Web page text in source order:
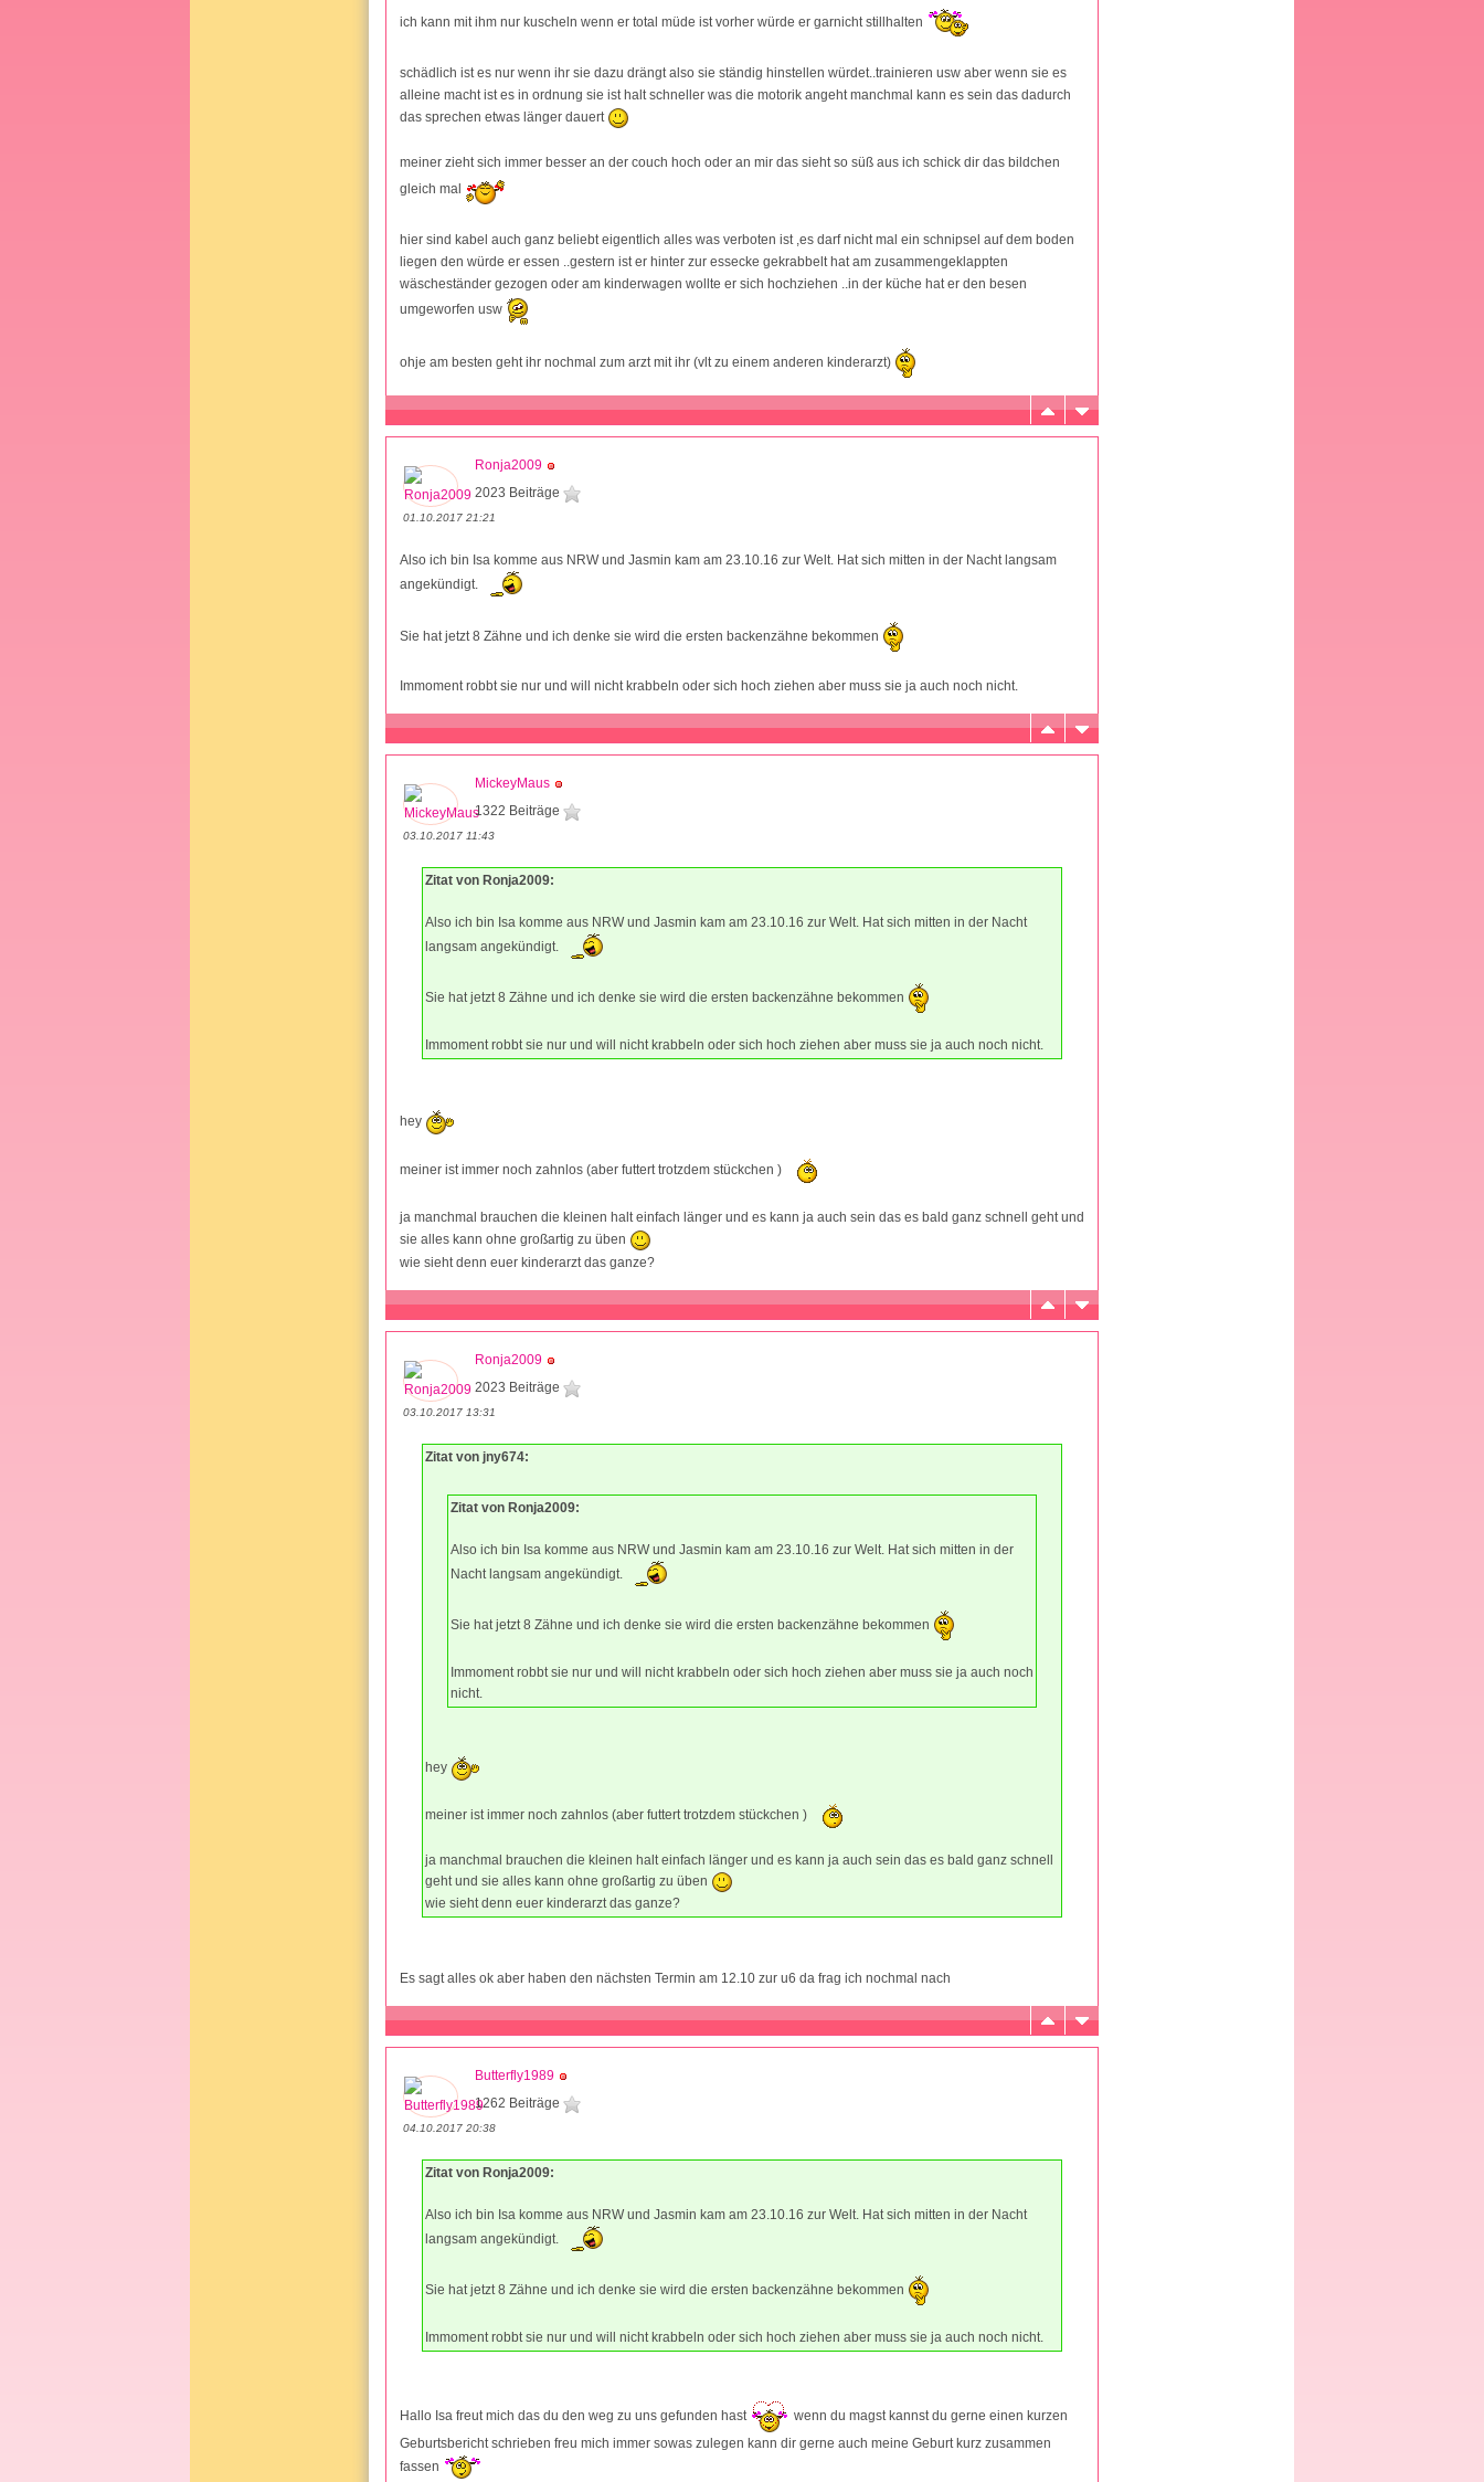
ich kann mit ihm nur kuscheln wenn er total müde ist vorher würde er garnicht stillhalten
schädlich ist es nur wenn ihr sie dazu drängt also sie ständig hinstellen würdet..trainieren usw aber wenn sie es
alleine macht ist es in ordnung sie ist halt schneller was die motorik angeht manchmal kann es sein das dadurch
das sprechen etwas länger dauert
meiner zieht sich immer besser an der couch hoch oder an mir das sieht so süß aus ich schick dir das bildchen
gleich mal
hier sind kabel auch ganz beliebt eigentlich alles was verboten ist ,es darf nicht mal ein schnipsel auf dem boden
liegen den würde er essen ..gestern ist er hinter zur essecke gekrabbelt hat am zusammengeklappten
wäscheständer gezogen oder am kinderwagen wollte er sich hochziehen ..in der küche hat er den besen
umgeworfen usw
ohje am besten geht ihr nochmal zum arzt mit ihr (vlt zu einem anderen kinderarzt)
Ronja2009
2023 Beiträge
01.10.2017 21:21
Also ich bin Isa komme aus NRW und Jasmin kam am 23.10.16 zur Welt. Hat sich mitten in der Nacht langsam
angekündigt.
Sie hat jetzt 8 Zähne und ich denke sie wird die ersten backenzähne bekommen
Immoment robbt sie nur und will nicht krabbeln oder sich hoch ziehen aber muss sie ja auch noch nicht.
MickeyMaus
1322 Beiträge
03.10.2017 11:43
Zitat von Ronja2009:
Also ich bin Isa komme aus NRW und Jasmin kam am 23.10.16 zur Welt. Hat sich mitten in der Nacht
langsam angekündigt.
Sie hat jetzt 8 Zähne und ich denke sie wird die ersten backenzähne bekommen
Immoment robbt sie nur und will nicht krabbeln oder sich hoch ziehen aber muss sie ja auch noch nicht.
hey
meiner ist immer noch zahnlos (aber futtert trotzdem stückchen )
ja manchmal brauchen die kleinen halt einfach länger und es kann ja auch sein das es bald ganz schnell geht und
sie alles kann ohne großartig zu üben
wie sieht denn euer kinderarzt das ganze?
Ronja2009
2023 Beiträge
03.10.2017 13:31
Zitat von jny674:
Zitat von Ronja2009:
Also ich bin Isa komme aus NRW und Jasmin kam am 23.10.16 zur Welt. Hat sich mitten in der
Nacht langsam angekündigt.
Sie hat jetzt 8 Zähne und ich denke sie wird die ersten backenzähne bekommen
Immoment robbt sie nur und will nicht krabbeln oder sich hoch ziehen aber muss sie ja auch noch
nicht.
hey
meiner ist immer noch zahnlos (aber futtert trotzdem stückchen )
ja manchmal brauchen die kleinen halt einfach länger und es kann ja auch sein das es bald ganz schnell
geht und sie alles kann ohne großartig zu üben
wie sieht denn euer kinderarzt das ganze?
Es sagt alles ok aber haben den nächsten Termin am 12.10 zur u6 da frag ich nochmal nach
Butterfly1989
1262 Beiträge
04.10.2017 20:38
Zitat von Ronja2009:
Also ich bin Isa komme aus NRW und Jasmin kam am 23.10.16 zur Welt. Hat sich mitten in der Nacht
langsam angekündigt.
Sie hat jetzt 8 Zähne und ich denke sie wird die ersten backenzähne bekommen
Immoment robbt sie nur und will nicht krabbeln oder sich hoch ziehen aber muss sie ja auch noch nicht.
Hallo Isa freut mich das du den weg zu uns gefunden hast
wenn du magst kannst du gerne einen kurzen
Geburtsbericht schrieben freu mich immer sowas zulegen kann dir gerne auch meine Geburt kurz zusammen
fassen